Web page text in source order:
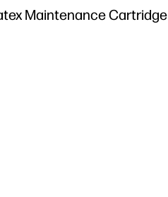
Maintenance Cartridge